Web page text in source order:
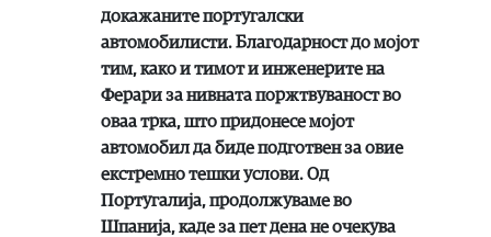
докажаните португалски
автомобилисти. Благодарност до мојот
тим, како и тимот и инженерите на
Ферари за нивната поржтвуваност во
оваа трка, што придонесе мојот
автомобил да биде подготвен за овие
екстремно тешки услови. Од
Португалија, продолжуваме во
Шпанија, каде за пет дена не очекува